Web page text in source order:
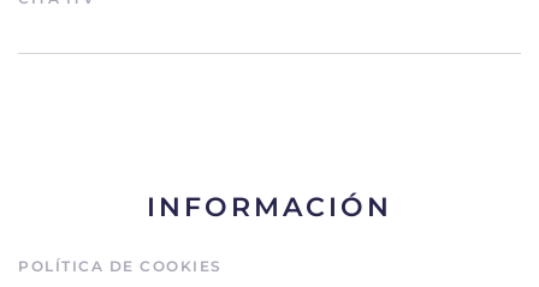
INFORMACIÓN
POLÍTICA DE COOKIES